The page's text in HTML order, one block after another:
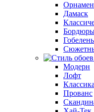
Дамаск
Модерн
Лофт
Классика
Прованс